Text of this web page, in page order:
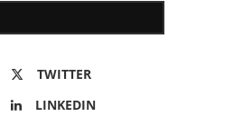
TWITTER
LINKEDIN